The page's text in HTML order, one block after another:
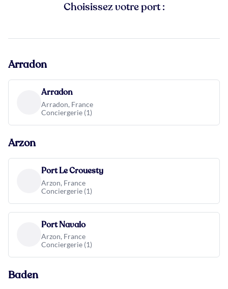
Choisissez votre port :
Arradon
Arradon
Arradon, France
Conciergerie (1)
Arzon
Port Le Crouesty
Arzon, France
Conciergerie (1)
Port Navalo
Arzon, France
Conciergerie (1)
Baden